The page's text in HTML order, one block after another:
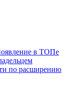
в ТОПе
по расширению